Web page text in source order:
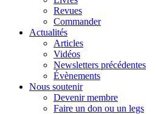
Revues
Commander
Actualités
Articles
Vidéos
Newsletters précédentes
Évènements
Nous soutenir
Devenir membre
Faire un don ou un legs